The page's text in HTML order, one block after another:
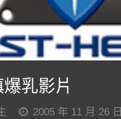
乳影片
2005 年 11 月 26 日